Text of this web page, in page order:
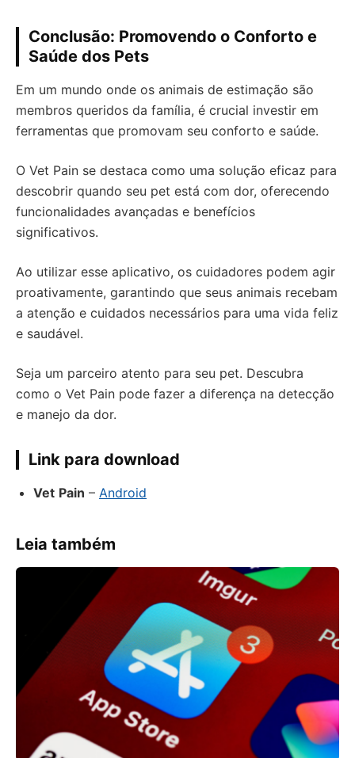
Conclusão: Promovendo o Conforto e
Saúde dos Pets
Em um mundo onde os animais de estimação são
membros queridos da família, é crucial investir em
ferramentas que promovam seu conforto e saúde.
O Vet Pain se destaca como uma solução eficaz para
descobrir quando seu pet está com dor, oferecendo
funcionalidades avançadas e benefícios
significativos.
Ao utilizar esse aplicativo, os cuidadores podem agir
proativamente, garantindo que seus animais recebam
a atenção e cuidados necessários para uma vida feliz
e saudável.
Seja um parceiro atento para seu pet. Descubra
como o Vet Pain pode fazer a diferença na detecção
e manejo da dor.
Link para download
Vet Pain – Android
Leia também